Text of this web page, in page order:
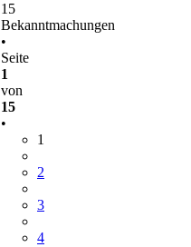
15
Bekanntmachungen
•
Seite
1
von
15
•
1
2
3
4